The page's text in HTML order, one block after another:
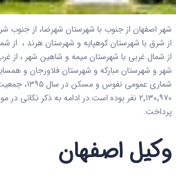
شهر اصفهان از جنوب با شهرستان شهرضا، از جنوب
از شرق با شهرستان کوهپایه و شهرستان هرند ، از
از شمال غربی با شهرستان میمه و شاهین‌ شهر ، از
‌شهر و شهرستان مبارکه و شهرستان فلاورجان و
شماری عمومی
۲٬۱۳۰٬۹۷۰ نفر بوده‌ است.در ادامه به ذکر
پرداخت.
وکیل اصفهان